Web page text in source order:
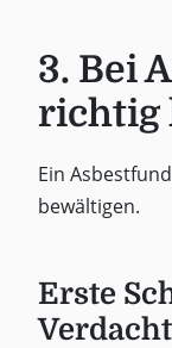
3. Bei
richtig
Ein
bewältigen.
Erste
Verdacht